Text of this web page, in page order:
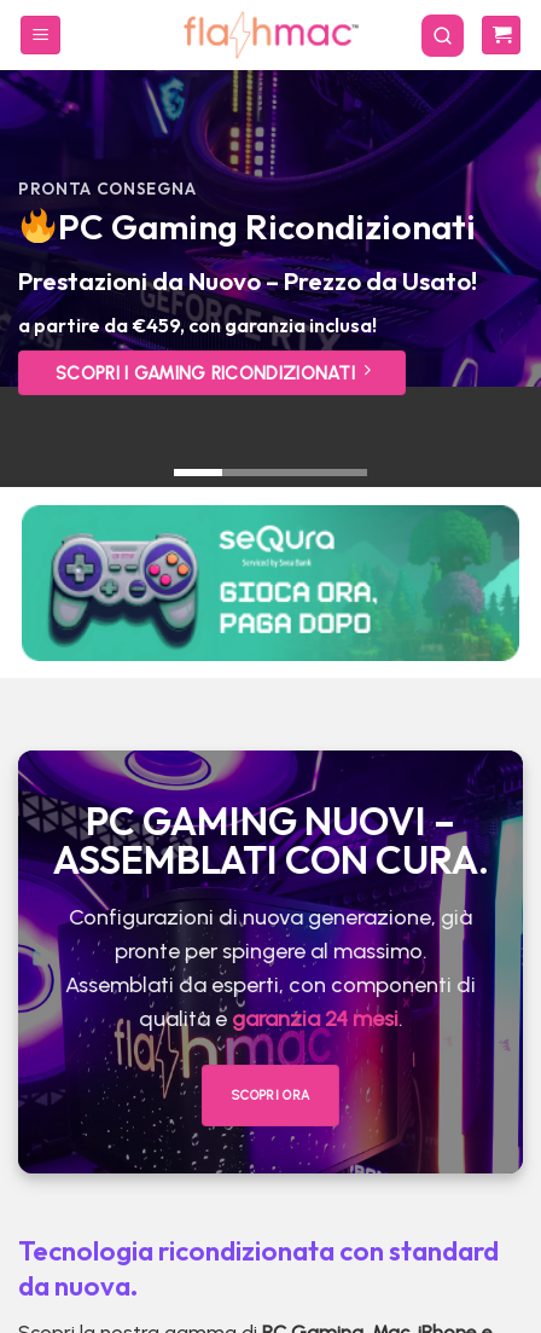
Salta
contenuti
PRONTA CONSEGNA
PC Gaming Ricondizionati
Prestazioni da Nuovo – Prezzo da Usato!
a partire da €459, con garanzia inclusa!
SCOPRI I GAMING RICONDIZIONATI
PC GAMING NUOVI –
ASSEMBLATI CON CURA.
Configurazioni di nuova generazione, già
pronte per spingere al massimo.
Assemblati da esperti, con componenti di
qualità e garanzia 24 mesi.
SCOPRI ORA
Tecnologia ricondizionata con standard
da nuova.